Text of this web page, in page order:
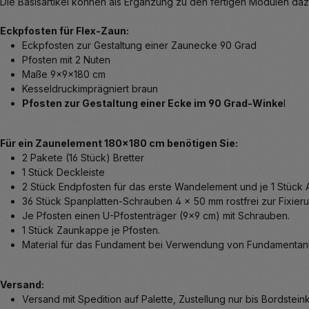
Eckpfosten für Flex-Zaun:
Eckpfosten zur Gestaltung einer Zaunecke 90 Grad
Pfosten mit 2 Nuten
Maße 9x9x180 cm
Kesseldruckimprägniert braun
Pfosten zur Gestaltung einer Ecke im 90 Grad-Winkel
Für ein Zaunelement 180x180 cm benötigen Sie:
2 Pakete (16 Stück) Bretter
1 Stück Deckleiste
2 Stück Endpfosten für das erste Wandelement und je 1
36 Stück Spanplatten-Schrauben 4 x 50 mm rostfrei zur
Je Pfosten einen U-Pfostenträger (9x9 cm) mit Schrauben.
1 Stück Zaunkappe je Pfosten.
Material für das Fundament bei Verwendung von
Versand:
Versand mit Spedition auf Palette, Zustellung nur bis